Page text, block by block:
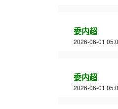
委内超
2026-06-01
委内超
2026-06-01